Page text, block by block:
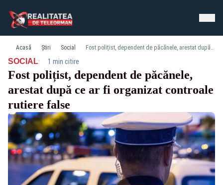
Acasă Știri Social Fost polițist, dependent de păcănele, arestat după ce ar fi organizat controale rutiere false
SOCIAL· 1 min citire
Fost polițist, dependent de păcănele,
arestat după ce ar fi organizat controale
rutiere false